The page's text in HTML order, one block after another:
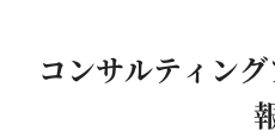
コンサルティン